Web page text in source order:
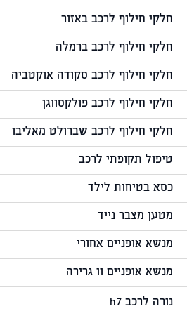
חלקי חילוף לרכב באזור
חלקי חילוף לרכב ברמלה
חלקי חילוף לרכב סקודה אוקטביה
חלקי חילוף לרכב פולקסווגן
חלקי חילוף לרכב שברולט מאליבו
טיפול תקופתי לרכב
כסא בטיחות לילד
מטען מצבר נייד
מנשא אופניים אחורי
מנשא אופניים וו גרירה
נורה לרכב h7